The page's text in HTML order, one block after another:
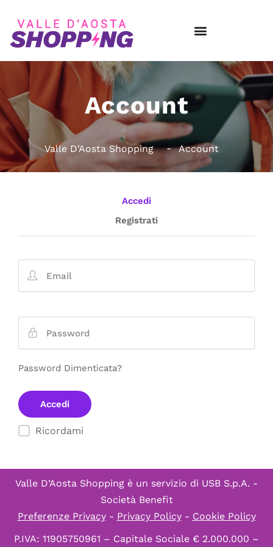
Account
Valle D'Aosta Shopping Account
Accedi
Registrati
Password Dimenticata?
Ricordami
Valle D’Aosta Shopping è un servizio di USB S.p.A. -
Società Benefit
Preferenze Privacy- Privacy Policy- Cookie Policy
P.IVA: 11905750961 – Capitale Sociale € 2.000.000 –